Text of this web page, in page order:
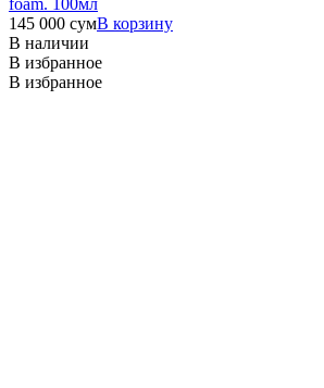
foam. 100мл
145 000 сумВ корзину
В наличии
В избранное
В избранное